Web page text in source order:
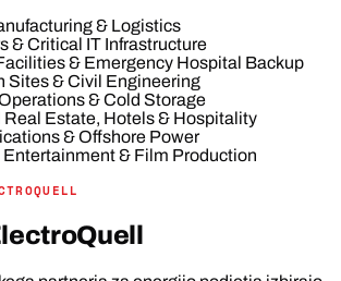
& Logistics
& Critical IT Infrastructure
& Emergency Hospital Backup
Sites & Civil Engineering
& Cold Storage
Estate, Hotels & Hospitality
& Offshore Power
Entertainment & Film Production